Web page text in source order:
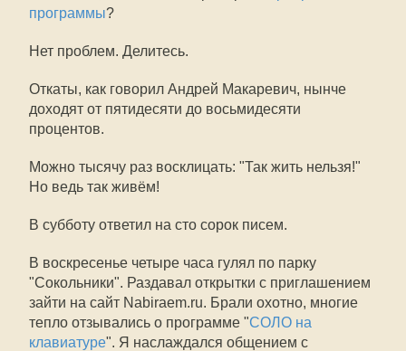
программы?
Нет проблем. Делитесь.
Откаты, как говорил Андрей Макаревич, нынче
доходят от пятидесяти до восьмидесяти
процентов.
Можно тысячу раз восклицать: "Так жить нельзя!"
Но ведь так живём!
В субботу ответил на сто сорок писем.
В воскресенье четыре часа гулял по парку
"Сокольники". Раздавал открытки с приглашением
зайти на сайт Nabiraem.ru. Брали охотно, многие
тепло отзывались о программе "СОЛО на
клавиатуре". Я наслаждался общением с